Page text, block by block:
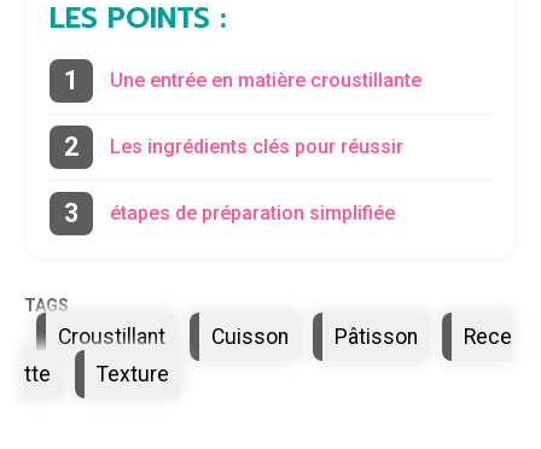
LES POINTS :
Une entrée en matière croustillante
Les ingrédients clés pour réussir
étapes de préparation simplifiée
Croustillant Cuisson Pâtisson
Rece
tte
Texture